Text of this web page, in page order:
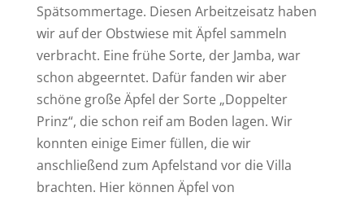
Spätsommertage. Diesen Arbeitzeisatz haben
wir auf der Obstwiese mit Äpfel sammeln
verbracht. Eine frühe Sorte, der Jamba, war
schon abgeerntet. Dafür fanden wir aber
schöne große Äpfel der Sorte „Doppelter
Prinz“, die schon reif am Boden lagen. Wir
konnten einige Eimer füllen, die wir
anschließend zum Apfelstand vor die Villa
brachten. Hier können Äpfel von